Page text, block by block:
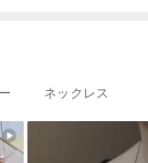
ジュアルまで、5歳か
。
ネックレス